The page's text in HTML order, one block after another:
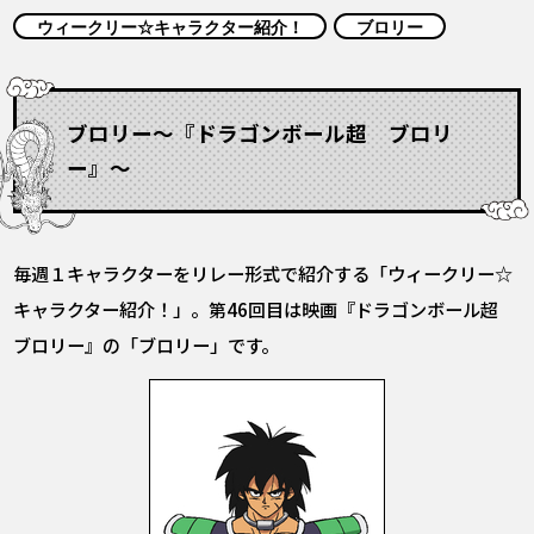
COLUMNS
ABOUT
LANGUAGE
JP
ウィークリー☆キャラクター紹介！ ブロリー
ブロリー〜『ドラゴンボール超 ブロリ
ー』〜
毎週１キャラクターをリレー形式で紹介する「ウィークリー☆
キャラクター紹介！」。第46回目は映画『ドラゴンボール超
ブロリー』の「ブロリー」です。